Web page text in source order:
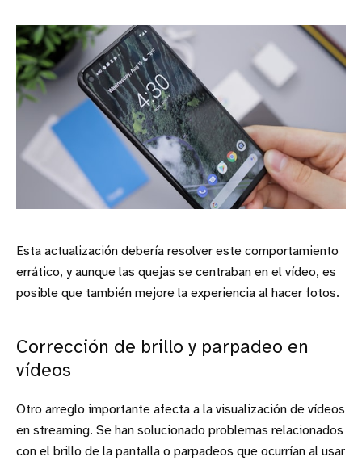
Esta actualización debería resolver este comportamiento
errático, y aunque las quejas se centraban en el vídeo, es
posible que también mejore la experiencia al hacer fotos.
Corrección de brillo y parpadeo en
vídeos
Otro arreglo importante afecta a la visualización de vídeos
en streaming. Se han solucionado problemas relacionados
con el brillo de la pantalla o parpadeos que ocurrían al usar